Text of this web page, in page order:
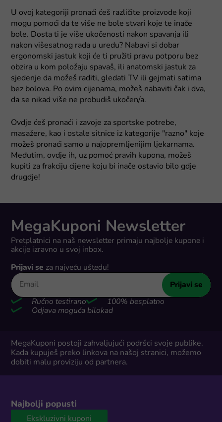
U ovoj kategoriji pronaći ćeš različite proizvode koji
mogu pomoći da te više ne bole stvari koje te inače
bole. Dosta ti je više ukočenosti nakon spavanja ili
nakon višesatnog rada u uredu? Nabavi si dobar
ergonomski jastuk koji će ti pružiti pravu potporu bez
obzira u kom položaju spavaš, ili anatomski jastuk za
sjedenje da možeš raditi, gledati TV ili gejmati satima
bez bolova. Po ovim cijenama, možeš nabaviti čak i dva,
da se nikad više ne probudiš ukočen/a.
Ovdje ćeš pronaći i zavoje za sportske potrebe,
masažere, kao i ostale sitnice iz kategorije "razno" koje
možeš pronaći samo u najopremljenijim ljekarnama.
Međutim, ovdje ih, uz pomoć pravih kupona, možeš
kupiti za frakciju cijene koju bi inače ostavio bilo gdje
drugdje!
MegaKuponi Newsletter
Pretplatnici na naš newsletter primaju najbolje kupone i
akcije izravno u svoj inbox.
Prijavi se za najveću uštedu!
Prijavi se
Ručno testirano
100% besplatno
Odjava moguća bilokad
MegaKuponi postoji zahvaljujući podršci svoje publike.
Kada kupuješ preko linkova na našoj stranici, možemo
dobiti malu proviziju od partnera.
Najbolji popusti
Ekskluzivni kuponi